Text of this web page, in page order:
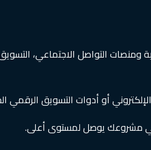
التواصل الاجتماعي،
أو أدوات التسويق الرقمي
مشروعك يوصل لمستوى أعلى.